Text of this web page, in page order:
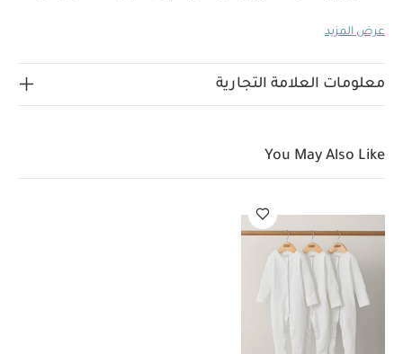
ارتفاعات للمهد، مما يمكنك من وضع طفلك فيه بسهولة
كلاسيكي يمكن تحويله إلى سرير للأطفال بسن المشي حتى عمر
فاتح الخامات:ألواح خشب صناعي
العرض: 70 × العمق: 10 سم
تصميم كلاسيكي بنقش خشبي
لتتمكني من وضع ملابس الأطفال أو البالغين
مثالي لغرف الأطفال بمساحات محدودة
الأبعاد:
قد يعجبك أيضاً:
عرض المزيد
معلومات العلامة التجارية
You May Also Like